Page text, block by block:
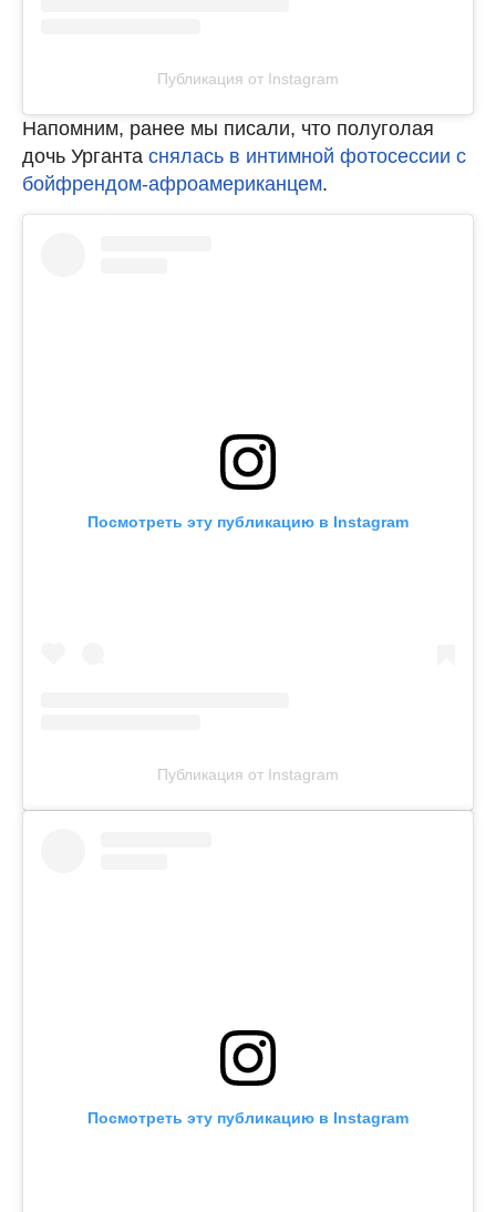
Публикация от Instagram
Напомним, ранее мы писали, что полуголая
дочь Урганта снялась в интимной фотосессии с
бойфрендом-афроамериканцем.
Посмотреть эту публикацию в Instagram
Публикация от Instagram
Посмотреть эту публикацию в Instagram